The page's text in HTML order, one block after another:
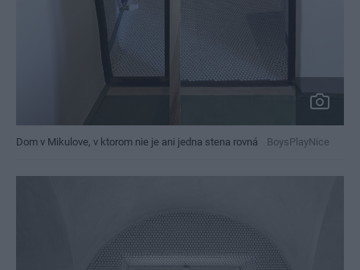
Dom v Mikulove, v ktorom nie je ani jedna stena rovná BoysPlayNice